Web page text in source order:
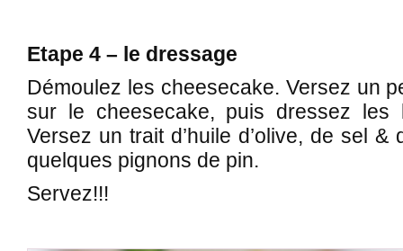
Etape 4 – le dressage
Démoulez les cheesecake. Versez un
sur le cheesecake, puis dressez les
Versez un trait d’huile d’olive, de sel
quelques pignons de pin.
Servez!!!